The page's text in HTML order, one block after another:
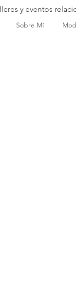
Sobre Mí
y eventos